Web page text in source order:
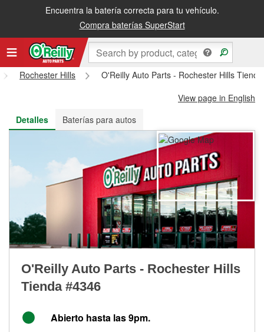
Encuentra la batería correcta para tu vehículo.
Compra baterías SuperStart
Recibe tu orden gratis al día siguiente o recógela en la tienda
Rochester Hills
O'Reilly Auto Parts - Rochester Hills
View page in English
Detalles
Baterías para autos
O'Reilly Auto Parts - Rochester Hills
Tienda #4346
Abierto hasta las 9pm.